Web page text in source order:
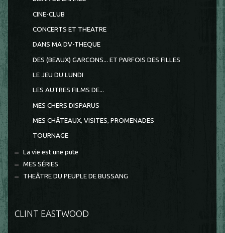
CINE-CLUB
CONCERTS ET THEATRE
DANS MA DV-THEQUE
DES (BEAUX) GARCONS... ET PARFOIS DES FILLES
LE JEU DU LUNDI
LES AUTRES FILMS DE...
MES CHERS DISPARUS
MES CHÂTEAUX, VISITES, PROMENADES
TOURNAGE
La vie est une pute
MES SÉRIES
THEÂTRE DU PEUPLE DE BUSSANG
CLINT EASTWOOD